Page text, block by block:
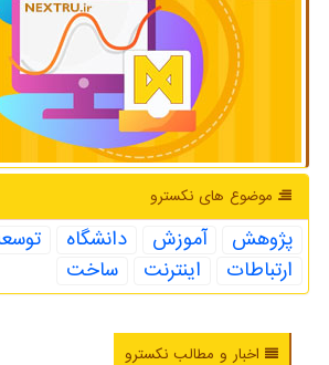
موضوع های نكسترو
پژوهش آموزش دانشگاه
ارتباطات
اینترنت ساخت
اخبار و مطالب نکسترو